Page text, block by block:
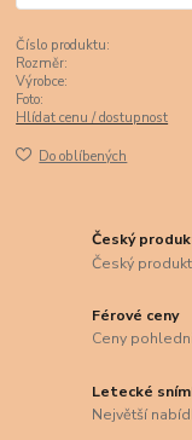
Číslo produktu:
Rozměr:
Výrobce:
Foto:
Hlídat cenu / dostupnost
Do oblíbených
Český
Český
Férové ceny
Ceny
Letecké
Největší